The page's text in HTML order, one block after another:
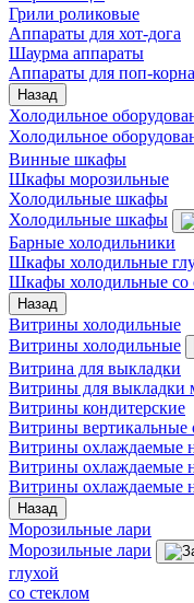
Грили роликовые
Аппараты для хот-дога
Шаурма аппараты
Аппараты для поп-корна
Назад
Холодильное
Холодильное
Винные шкафы
Шкафы морозильные
Холодильные шкафы
Холодильные шкафы
Барные холодильники
Шкафы холодильные
Шкафы холодильные со
Назад
Витрины холодильные
Витрины холодильные
Витрина для выкладки
Витрины для выкладки
Витрины кондитерские
Витрины вертикальные
Витрины охлаждаемые
Витрины охлаждаемые
Витрины охлаждаемые
Назад
Морозильные лари
Морозильные лари
глухой
со стеклом